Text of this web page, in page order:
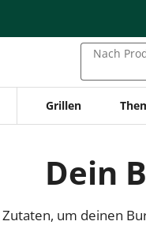
Nach
Grillen
Dein
um deinen